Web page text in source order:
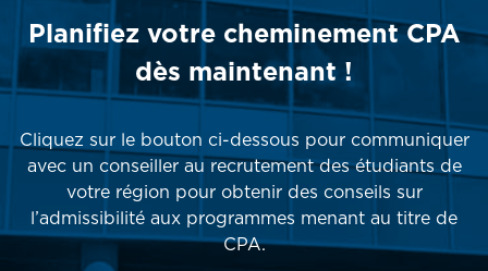
Planifiez votre cheminement CPA
dès maintenant !
Cliquez sur le bouton ci-dessous pour communiquer
avec un conseiller au recrutement des étudiants de
votre région pour obtenir des conseils sur
l’admissibilité aux programmes menant au titre de
CPA.